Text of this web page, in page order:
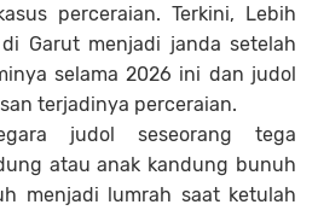
perceraian. Terkini, Lebih
Garut menjadi janda setelah
selama 2026 ini dan judol
terjadinya perceraian.
judol seseorang tega
atau anak kandung bunuh
menjadi lumrah saat ketulah